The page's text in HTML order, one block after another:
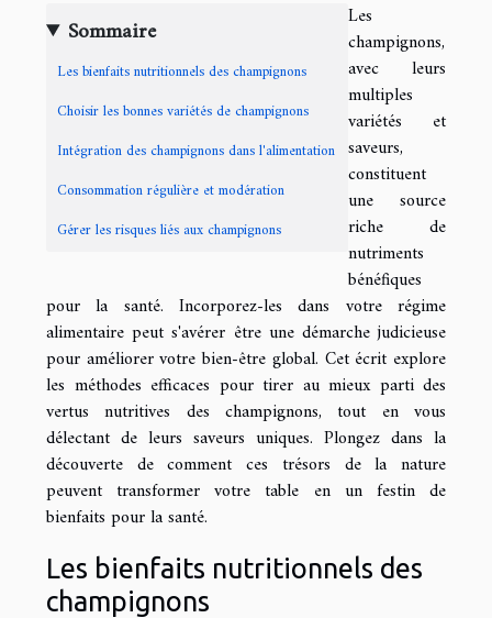
Sommaire
Les bienfaits nutritionnels des champignons
Choisir les bonnes variétés de champignons
Intégration des champignons dans l'alimentation
Consommation régulière et modération
Gérer les risques liés aux champignons
Les
champignons,
avec leurs
multiples
variétés et
saveurs,
constituent
une source
riche de
nutriments
bénéfiques
pour la santé. Incorporez-les dans votre régime
alimentaire peut s'avérer être une démarche judicieuse
pour améliorer votre bien-être global. Cet écrit explore
les méthodes efficaces pour tirer au mieux parti des
vertus nutritives des champignons, tout en vous
délectant de leurs saveurs uniques. Plongez dans la
découverte de comment ces trésors de la nature
peuvent transformer votre table en un festin de
bienfaits pour la santé.
Les bienfaits nutritionnels des
champignons